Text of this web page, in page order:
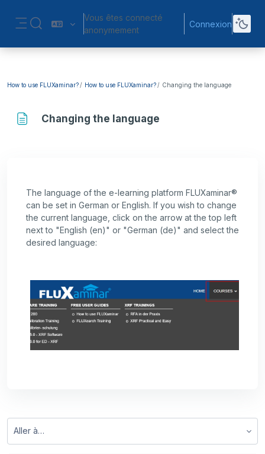
Activer/désactiver la saisie de recherche
Vous êtes connecté
anonymement
Connexion
How to use FLUXaminar? How to use FLUXaminar? Changing the language
Changing the language
The language of the e-learning platform FLUXaminar®
can be set in German or English. If you wish to change
the current language, click on the arrow at the top left
next to "English (en)" or "German (de)" and select the
desired language: